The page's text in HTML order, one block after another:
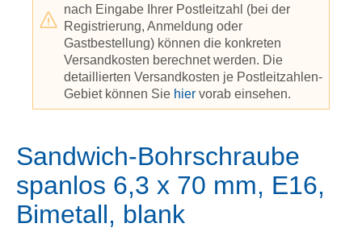
nach Eingabe Ihrer Postleitzahl (bei der
Registrierung, Anmeldung oder
Gastbestellung) können die konkreten
Versandkosten berechnet werden. Die
detaillierten Versandkosten je Postleitzahlen-
Gebiet können Sie hier vorab einsehen.
Sandwich-Bohrschraube
spanlos 6,3 x 70 mm, E16,
Bimetall, blank